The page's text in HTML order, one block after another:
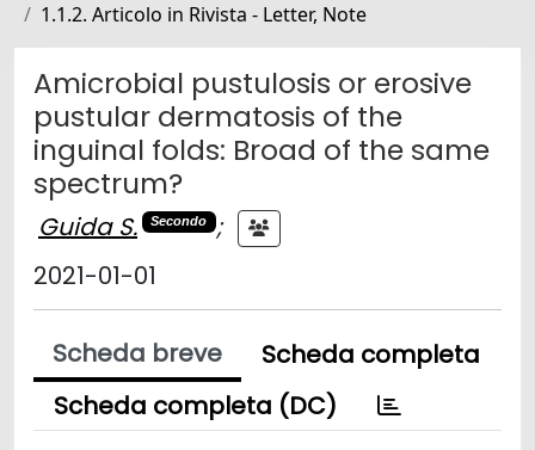
1.1.2. Articolo in Rivista - Letter, Note
Amicrobial pustulosis or erosive
pustular dermatosis of the
inguinal folds: Broad of the same
spectrum?
Guida S. Secondo
;
2021-01-01
Scheda breve
Scheda completa
Scheda completa (DC)